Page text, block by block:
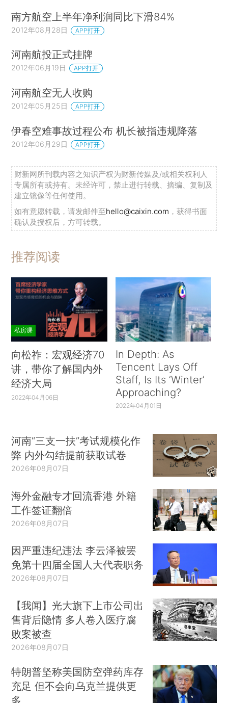
南方航空上半年净利润同比下滑84%
2012年08月28日 APP打开
河南航投正式挂牌
2012年06月19日 APP打开
河南航空无人收购
2012年05月25日 APP打开
伊春空难事故过程公布 机长被指违规降落
2012年06月29日 APP打开
财新网所刊载内容之知识产权为财新传媒及/或相关权利人
专属所有或持有。未经许可，禁止进行转载、摘编、复制及
建立镜像等任何使用。
如有意愿转载，请发邮件至hello@caixin.com ，获得书面
确认及授权后，方可转载。
推荐阅读
私房课
向松祚：宏观经济70
讲，带你了解国内外
经济大局
2022年04月06日
In Depth: As
Tencent Lays Off
Staff, Is Its ‘Winter’
Approaching?
2022年04月01日
河南“三支一扶”考试规模化作
弊 内外勾结提前获取试卷
2026年08月07日
海外金融专才回流香港 外籍
工作签证翻倍
2026年08月07日
因严重违纪违法 李云泽被罢
免第十四届全国人大代表职务
2026年08月07日
【我闻】光大旗下上市公司出
售背后隐情 多人卷入医疗腐
败案被查
2026年08月07日
特朗普坚称美国防空弹药库存
充足 但不会向乌克兰提供更
多